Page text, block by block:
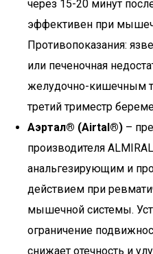
через 15-20 минут
эффективен при
Противопоказания:
или печеночная
желудочно-кишечным
третий триместр
Аэртал® (Airtal®) –
производителя
анальгезирующим и
действием при
мышечной системы.
ограничение
снижает отечность и